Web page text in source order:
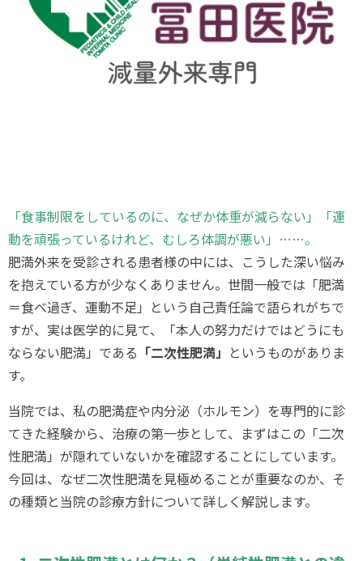
「食事制限をしているのに、なぜか体重が減らない」「運
動を頑張っているけれど、むしろ体調が悪い」……。
肥満外来を受診される患者様の中には、こうした深い悩み
を抱えている方が少なくありません。世間一般では「肥満
＝食べ過ぎ、運動不足」という自己責任論で語られがちで
すが、実は医学的に見て、「本人の努力だけではどうにも
ならない肥満」である 「二次性肥満」 というものがありま
す。
当院では、私の肥満症や内分泌（ホルモン）を専門的に診
てきた経験から、治療の第一歩として、まずはこの「二次
性肥満」が隠れていないかを確認することにしています。
今回は、なぜ二次性肥満を見極めることが重要なのか、そ
の種類と当院の診療方針について詳しく解説します。